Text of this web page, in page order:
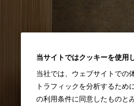
当サイトではクッキーを使用
当社では、ウェブサイトでの
トラフィックを分析するため
の利用条件に同意したものと